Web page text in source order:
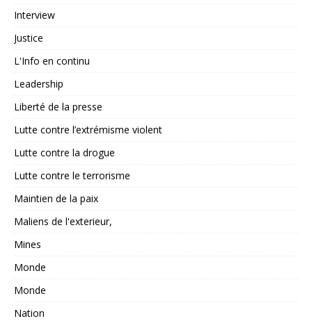
Interview
Justice
L'Info en continu
Leadership
Liberté de la presse
Lutte contre l’extrémisme violent
Lutte contre la drogue
Lutte contre le terrorisme
Maintien de la paix
Maliens de l'exterieur,
Mines
Monde
Monde
Nation